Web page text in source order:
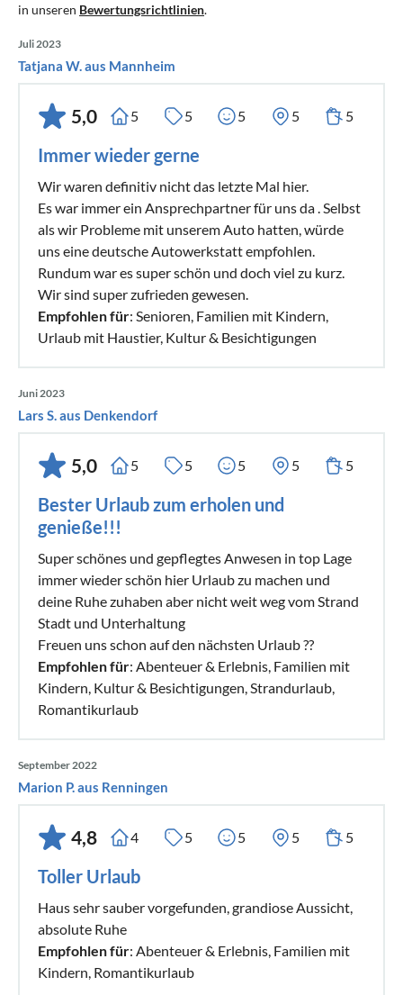
in unseren Bewertungsrichtlinien.
Juli 2023
Tatjana W. aus Mannheim
5,0 5 5 5 5 5
Immer wieder gerne
Wir waren definitiv nicht das letzte Mal hier.
Es war immer ein Ansprechpartner für uns da . Selbst
als wir Probleme mit unserem Auto hatten, würde
uns eine deutsche Autowerkstatt empfohlen.
Rundum war es super schön und doch viel zu kurz.
Wir sind super zufrieden gewesen.
Empfohlen für: Senioren, Familien mit Kindern,
Urlaub mit Haustier, Kultur & Besichtigungen
Juni 2023
Lars S. aus Denkendorf
5,0 5 5 5 5 5
Bester Urlaub zum erholen und
genieße!!!
Super schönes und gepflegtes Anwesen in top Lage
immer wieder schön hier Urlaub zu machen und
deine Ruhe zuhaben aber nicht weit weg vom Strand
Stadt und Unterhaltung
Freuen uns schon auf den nächsten Urlaub ??
Empfohlen für: Abenteuer & Erlebnis, Familien mit
Kindern, Kultur & Besichtigungen, Strandurlaub,
Romantikurlaub
September 2022
Marion P. aus Renningen
4,8 4 5 5 5 5
Toller Urlaub
Haus sehr sauber vorgefunden, grandiose Aussicht,
absolute Ruhe
Empfohlen für: Abenteuer & Erlebnis, Familien mit
Kindern, Romantikurlaub